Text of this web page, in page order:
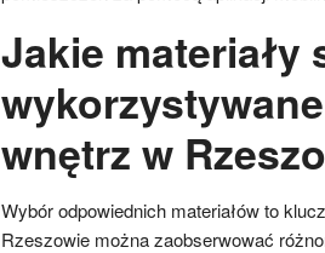
Jakie materiały
wnętrz w
Wybór odpowiednich materiałów to
Rzeszowie można zaobserwować